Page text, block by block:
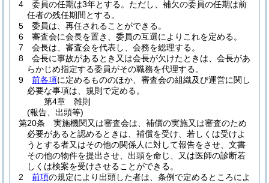
4
委員の任期は3年とする。 ただし、補欠の委員の任期は前
任者の残任期間とする。
5
委員は、再任されることができる。
6
審査会に会長を置き、委員の互選によりこれを定める。
7
会長は、審査会を代表し、会務を総理する。
8
会長に事故があるとき又は会長が欠けたときは、会長があ
らかじめ指定する委員がその職務を代理する。
9
前各項に定めるもののほか、審査会の組織及び運営に関し
必要な事項は、規則で定める。
第4章
雑則
(報告、出頭等)
第20条
実施機関又は審査会は、補償の実施又は審査のため
必要があると認めるときは、補償を受け、若しくは受けよ
うとする者又はその他の関係人に対して報告をさせ、文書
その他の物件を提出させ、出頭を命じ、又は医師の診断若
しくは検案を受けさせることができる。
2
前項の規定により出頭した者は、条例で定めるところによ